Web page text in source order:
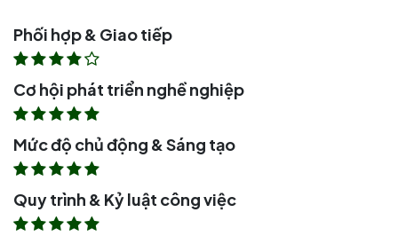
Phối hợp & Giao tiếp
Cơ hội phát triển nghề nghiệp
Mức độ chủ động & Sáng tạo
Quy trình & Kỷ luật công việc